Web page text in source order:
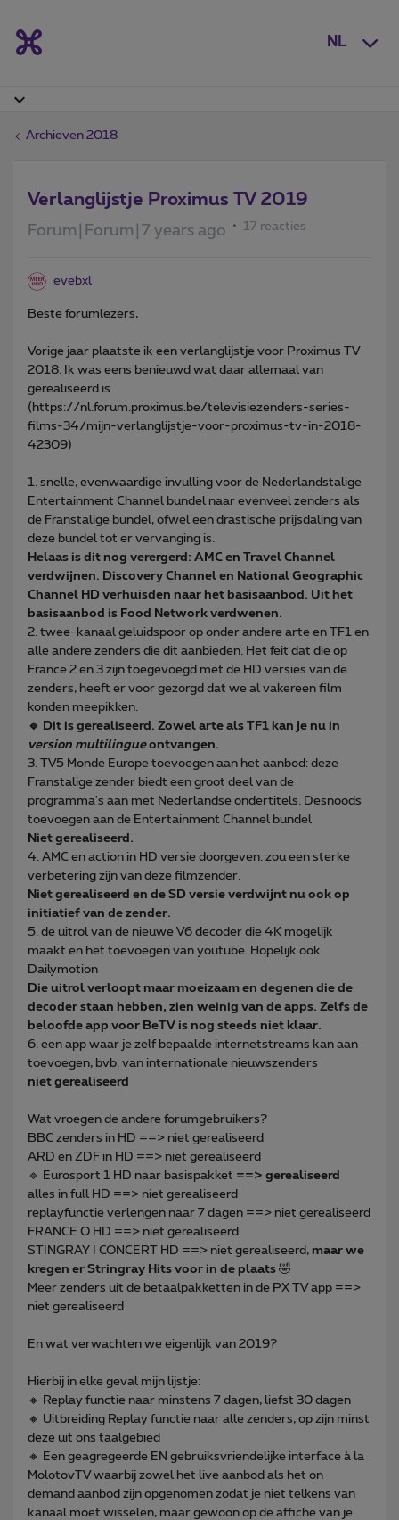
NL
Archieven 2018
Verlanglijstje Proximus TV 2019
Forum|Forum|7 years ago 17 reacties
evebxl
Beste forumlezers,
Vorige jaar plaatste ik een verlanglijstje voor Proximus TV
2018. Ik was eens benieuwd wat daar allemaal van
gerealiseerd is.
(https://nl.forum.proximus.be/televisiezenders-series-
films-34/mijn-verlanglijstje-voor-proximus-tv-in-2018-
42309)
1. snelle, evenwaardige invulling voor de Nederlandstalige
Entertainment Channel bundel naar evenveel zenders als
de Franstalige bundel, ofwel een drastische prijsdaling van
deze bundel tot er vervanging is.
Helaas is dit nog verergerd: AMC en Travel Channel
verdwijnen. Discovery Channel en National Geographic
Channel HD verhuisden naar het basisaanbod. Uit het
basisaanbod is Food Network verdwenen.
2. twee-kanaal geluidspoor op onder andere arte en TF1 en
alle andere zenders die dit aanbieden. Het feit dat die op
France 2 en 3 zijn toegevoegd met de HD versies van de
zenders, heeft er voor gezorgd dat we al vakereen film
konden meepikken.
🔹 Dit is gerealiseerd. Zowel arte als TF1 kan je nu in
version multilingueontvangen.
3. TV5 Monde Europe toevoegen aan het aanbod: deze
Franstalige zender biedt een groot deel van de
programma's aan met Nederlandse ondertitels. Desnoods
toevoegen aan de Entertainment Channel bundel
Niet gerealiseerd.
4. AMC en action in HD versie doorgeven: zou een sterke
verbetering zijn van deze filmzender.
Niet gerealiseerd en de SD versie verdwijnt nu ook op
initiatief van de zender.
5. de uitrol van de nieuwe V6 decoder die 4K mogelijk
maakt en het toevoegen van youtube. Hopelijk ook
Dailymotion
Die uitrol verloopt maar moeizaam en degenen die de
decoder staan hebben, zien weinig van de apps. Zelfs de
beloofde app voor BeTV is nog steeds niet klaar.
6. een app waar je zelf bepaalde internetstreams kan aan
toevoegen, bvb. van internationale nieuwszenders
niet gerealiseerd
Wat vroegen de andere forumgebruikers?
BBC zenders in HD ==> niet gerealiseerd
ARD en ZDF in HD ==> niet gerealiseerd
🔹 Eurosport 1 HD naar basispakket ==> gerealiseerd
alles in full HD ==> niet gerealiseerd
replayfunctie verlengen naar 7 dagen ==> niet gerealiseerd
FRANCE O HD ==> niet gerealiseerd
STINGRAY I CONCERT HD ==> niet gerealiseerd, maar we
kregen er Stringray Hits voor in de plaats 🤣
Meer zenders uit de betaalpakketten in de PX TV app ==>
niet gerealiseerd
En wat verwachten we eigenlijk van 2019?
Hierbij in elke geval mijn lijstje:
🔸 Replay functie naar minstens 7 dagen, liefst 30 dagen
🔸 Uitbreiding Replay functie naar alle zenders, op zijn minst
deze uit ons taalgebied
🔸 Een geagregeerde EN gebruiksvriendelijke interface à la
MolotovTV waarbij zowel het live aanbod als het on
demand aanbod zijn opgenomen zodat je niet telkens van
kanaal moet wisselen, maar gewoon op de affiche van je